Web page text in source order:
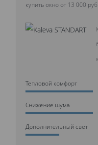
купить окно от 13 000 руб.
Тепловой комфорт
Cнижение шума
Дополнительный свет